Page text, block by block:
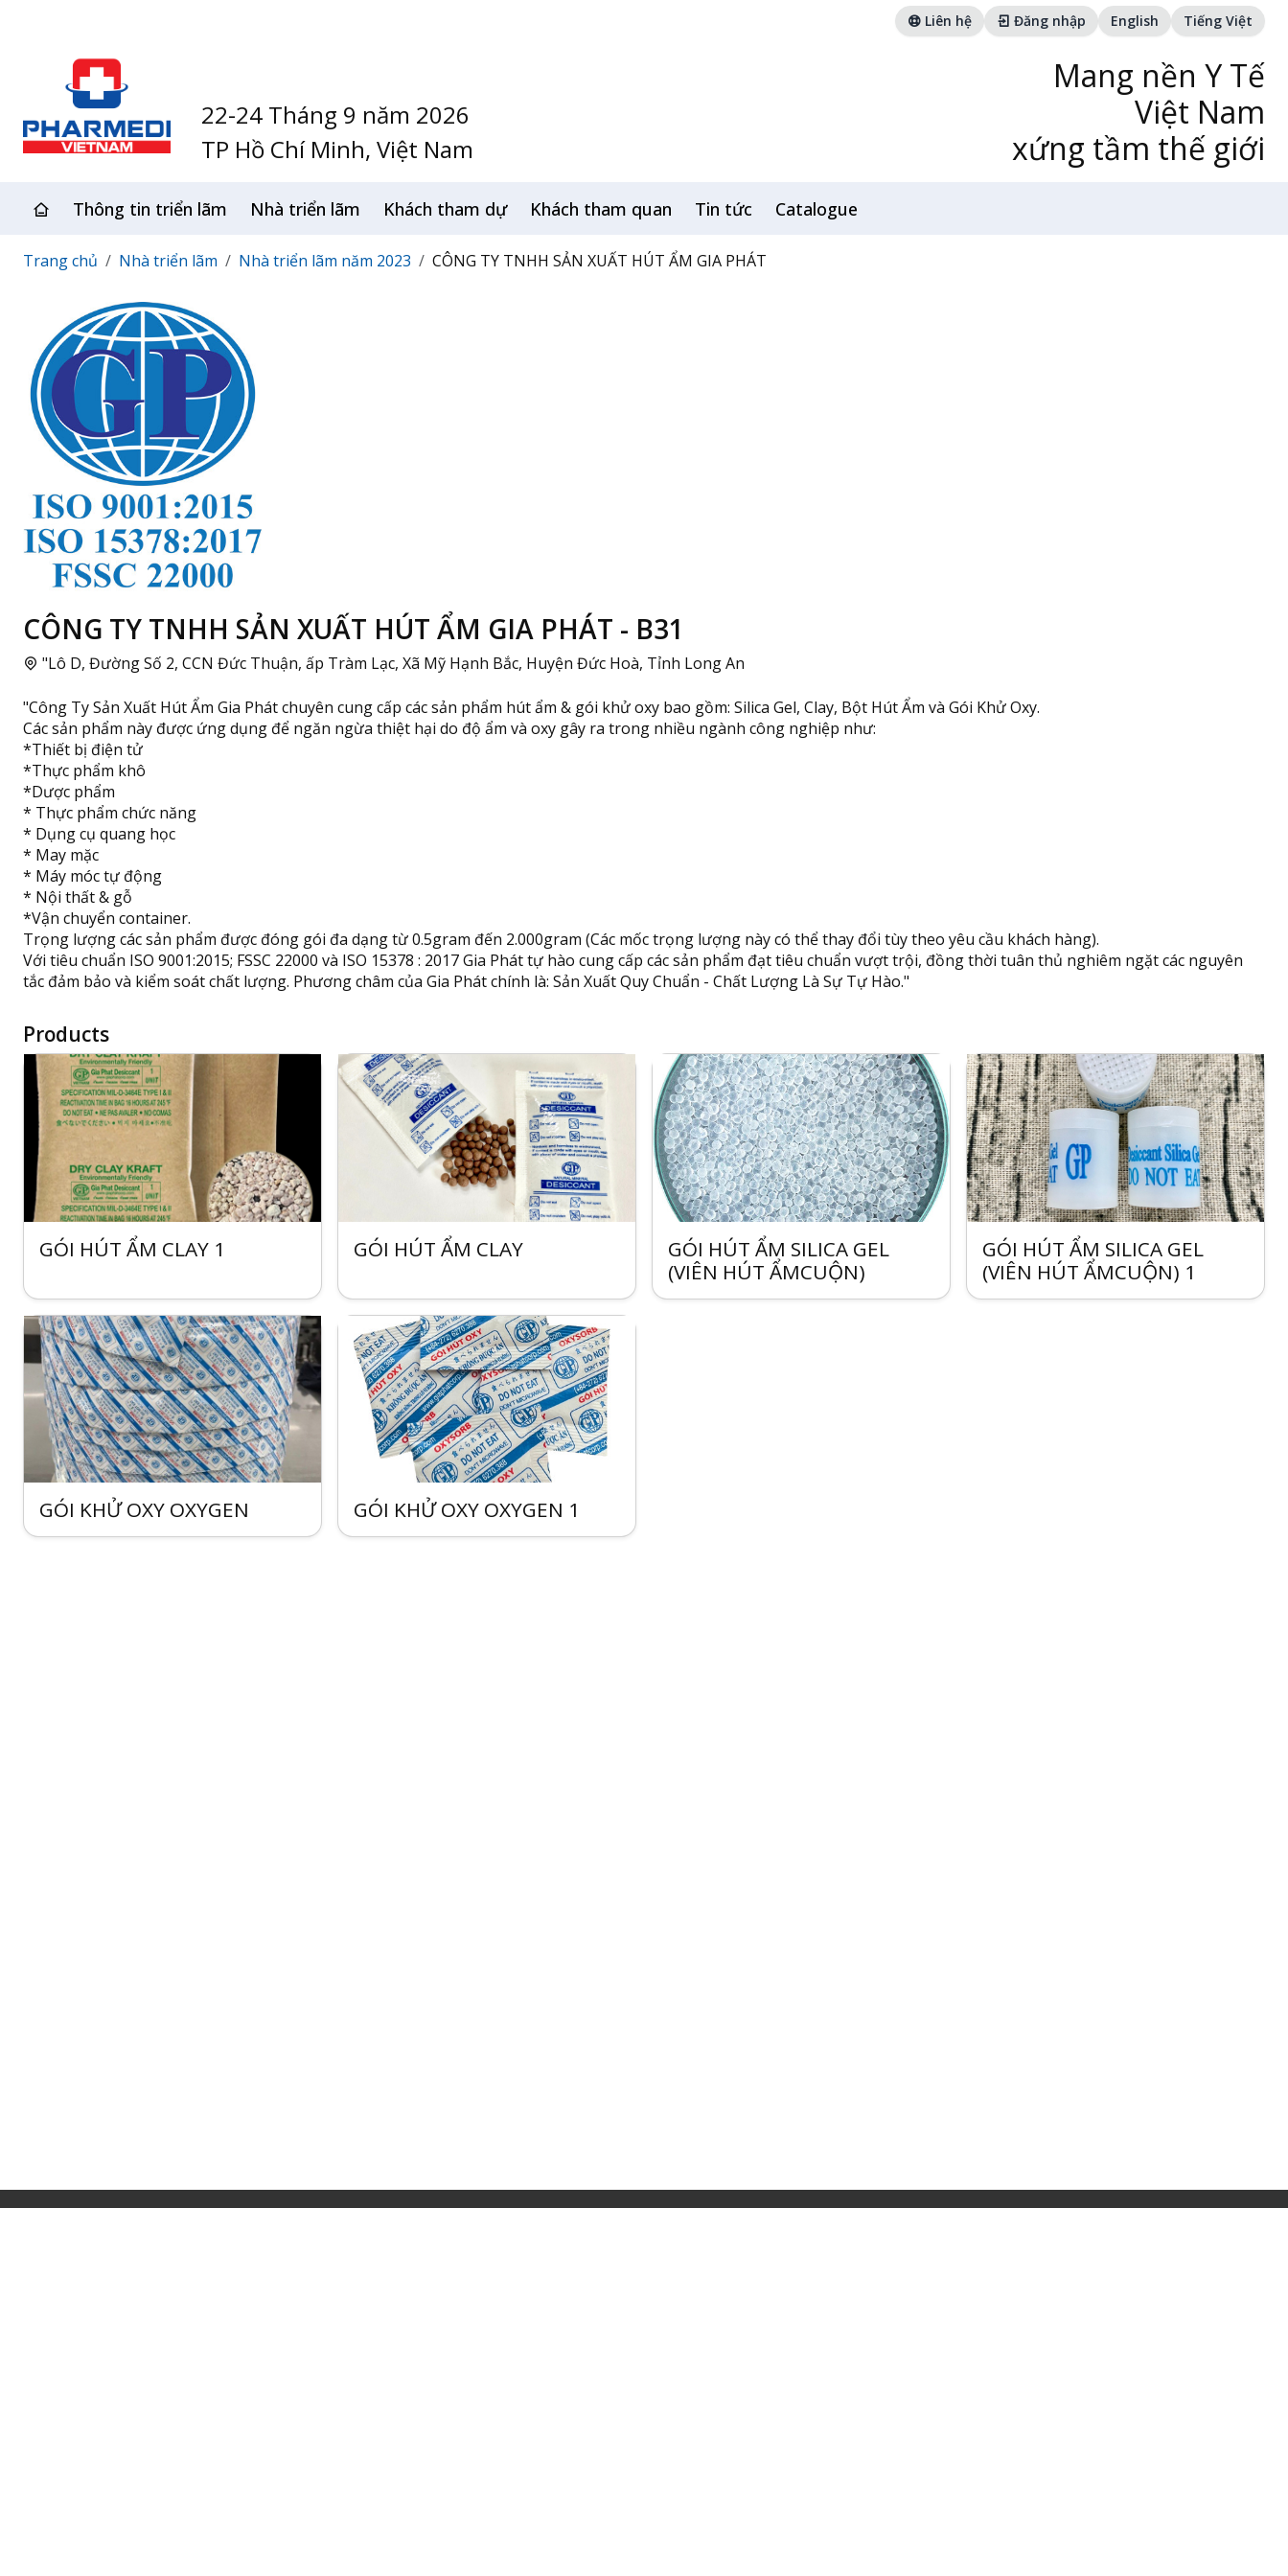
Liên hệ Đăng nhập English Tiếng Việt
22-24 Tháng 9 năm 2026
TP Hồ Chí Minh, Việt Nam
Mang nền Y Tế
Việt Nam
xứng tầm thế giới
Thông tin triển lãm Nhà triển lãm Khách tham dự Khách tham quan Tin tức Catalogue
Trang chủ Nhà triển lãm Nhà triển lãm năm 2023 CÔNG TY TNHH SẢN XUẤT HÚT ẨM GIA PHÁT
CÔNG TY TNHH SẢN XUẤT HÚT ẨM GIA PHÁT - B31
"Lô D, Đường Số 2, CCN Đức Thuận, ấp Tràm Lạc, Xã Mỹ Hạnh Bắc, Huyện Đức Hoà, Tỉnh Long An
"Công Ty Sản Xuất Hút Ẩm Gia Phát chuyên cung cấp các sản phẩm hút ẩm & gói khử oxy bao gồm: Silica Gel, Clay, Bột Hút Ẩm và Gói Khử Oxy.
Các sản phẩm này được ứng dụng để ngăn ngừa thiệt hại do độ ẩm và oxy gây ra trong nhiều ngành công nghiệp như:
*Thiết bị điện tử
*Thực phẩm khô
*Dược phẩm
* Thực phẩm chức năng
* Dụng cụ quang học
* May mặc
* Máy móc tự động
* Nội thất & gỗ
*Vận chuyển container.
Trọng lượng các sản phẩm được đóng gói đa dạng từ 0.5gram đến 2.000gram (Các mốc trọng lượng này có thể thay đổi tùy theo yêu cầu khách hàng).
Với tiêu chuẩn ISO 9001:2015; FSSC 22000 và ISO 15378 : 2017 Gia Phát tự hào cung cấp các sản phẩm đạt tiêu chuẩn vượt trội, đồng thời tuân thủ nghiêm ngặt các nguyên
tắc đảm bảo và kiểm soát chất lượng. Phương châm của Gia Phát chính là: Sản Xuất Quy Chuẩn - Chất Lượng Là Sự Tự Hào."
Products
GÓI HÚT ẨM CLAY 1 GÓI HÚT ẨM CLAY
GÓI HÚT ẨM SILICA GEL
(VIÊN HÚT ẨMCUỘN)
GÓI HÚT ẨM SILICA GEL
(VIÊN HÚT ẨMCUỘN) 1
GÓI KHỬ OXY OXYGEN GÓI KHỬ OXY OXYGEN 1